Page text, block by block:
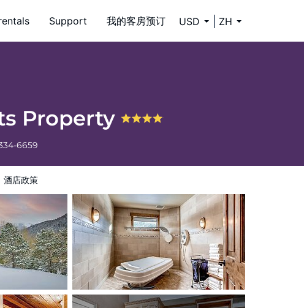
Support 我的客房预订 USD ZH
Property
6659
酒店政策